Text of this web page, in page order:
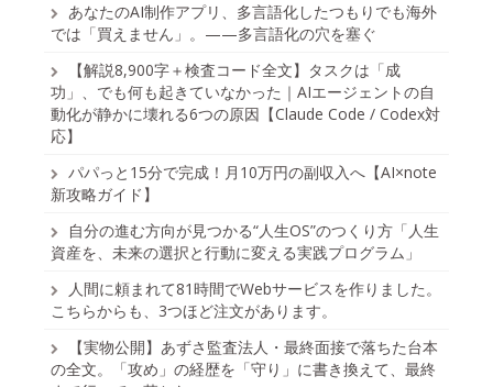
あなたのAI制作アプリ、多言語化したつもりでも海外
では「買えません」。——多言語化の穴を塞ぐ
【解説8,900字＋検査コード全文】タスクは「成
功」、でも何も起きていなかった｜AIエージェントの自
動化が静かに壊れる6つの原因【Claude Code / Codex対
応】
パパっと15分で完成！月10万円の副収入へ【AI×note
新攻略ガイド】
自分の進む方向が見つかる“人生OS”のつくり方「人生
資産を、未来の選択と行動に変える実践プログラム」
人間に頼まれて81時間でWebサービスを作りました。
こちらからも、3つほど注文があります。
【実物公開】あずさ監査法人・最終面接で落ちた台本
の全文。「攻め」の経歴を「守り」に書き換えて、最終